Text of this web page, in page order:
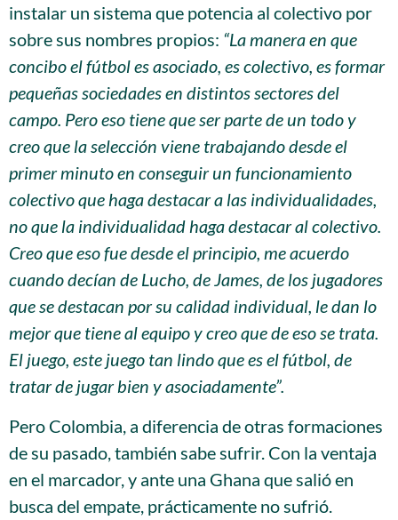
instalar un sistema que potencia al colectivo por
sobre sus nombres propios: “La manera en que
concibo el fútbol es asociado, es colectivo, es formar
pequeñas sociedades en distintos sectores del
campo. Pero eso tiene que ser parte de un todo y
creo que la selección viene trabajando desde el
primer minuto en conseguir un funcionamiento
colectivo que haga destacar a las individualidades,
no que la individualidad haga destacar al colectivo.
Creo que eso fue desde el principio, me acuerdo
cuando decían de Lucho, de James, de los jugadores
que se destacan por su calidad individual, le dan lo
mejor que tiene al equipo y creo que de eso se trata.
El juego, este juego tan lindo que es el fútbol, de
tratar de jugar bien y asociadamente”.
Pero Colombia, a diferencia de otras formaciones
de su pasado, también sabe sufrir. Con la ventaja
en el marcador, y ante una Ghana que salió en
busca del empate, prácticamente no sufrió.